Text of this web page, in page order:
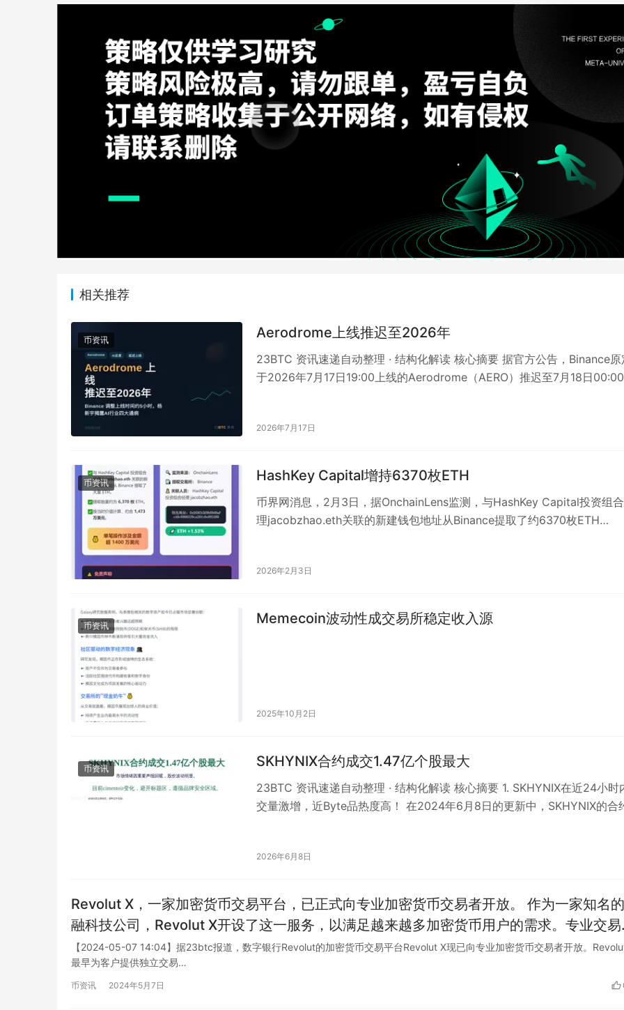
相关推荐
币资讯 Aerodrome上线推迟至2026年
23BTC 资讯速递自动整理 · 结构化解读 核心摘要 据官方公告，Binance原
于2026年7月17日19:00上线的Aerodrome（AERO）推迟至7月18日
2026年7月17日
币资讯 HashKey Capital增持6370枚ETH
币界网消息，2月3日，据OnchainLens监测，与HashKey Capital投资组
理jacobzhao.eth关联的新建钱包地址从Binance提取了约6370枚ETH…
2026年2月3日
币资讯 Memecoin波动性成交易所稳定收入源
2025年10月2日
币资讯 SKHYNIX合约成交1.47亿个股最大
23BTC 资讯速递自动整理 · 结构化解读 核心摘要 1. SKHYNIX在近24小时
交量激增，近Byte品热度高！ 在2024年6月8日的更新中，SKHYNIX的合
2026年6月8日
Revolut X，一家加密货币交易平台，已正式向专业加密货币交易者开放。 作为一家知名
融科技公司，Revolut X开设了这一服务，以满足越来越多加密货币用户的需求。专业交
现在可以通过Revolut X进行高效、安全和便捷的加密货币交易。Revolut X的开放不仅提
便利的交易环境，而且还保障了用户的资金安全。加入Revolut X，您将享受到出色的交
务和专业支持，尽情探索加密货币市场的无限潜力。无论您是新手还是资深交易者，
【2024-05-07 14:04】据23btc报道，数字银行Revolut的加密货币交易平台Revolut X现已向专业加密货币交易者开放。
最早为客户提供独立交易…
币资讯 2024年5月7日